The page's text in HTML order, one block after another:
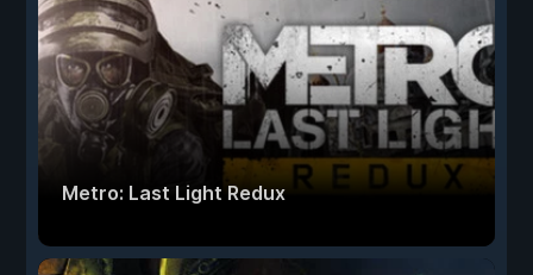
Metro: Last Light Redux